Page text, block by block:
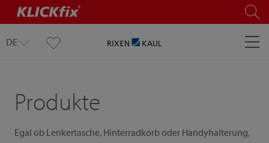
DE
Produkte
Egal ob Lenkertasche, Hinterradkorb oder Handyhalterung,